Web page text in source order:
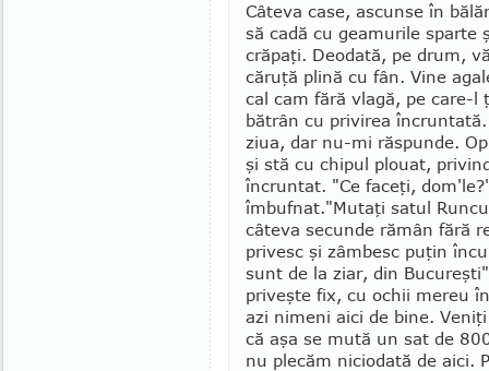
Câteva case, as­cunse în
să cadă cu geamurile sparte
crăpaţi. Deodată, pe drum,
căruţă plină cu fân. Vine
cal cam fără vlagă, pe care-l
bătrân cu privirea
ziua, dar nu-mi răspunde.
şi stă cu chipul plouat,
încruntat. "Ce faceţi,
îmbufnat."Mutaţi satul
câteva secunde rămân fără
privesc şi zâmbesc puţin
sunt de la ziar, din
priveşte fix, cu ochii mereu
azi nimeni aici de bine.
că aşa se mută un sat de
nu plecăm niciodată de aici.